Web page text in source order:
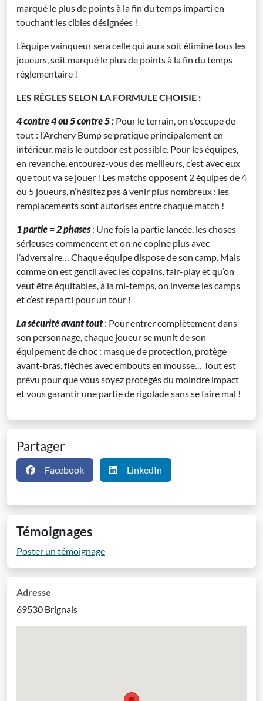
marqué le plus de points à la fin du temps imparti en
touchant les cibles désignées !
L’équipe vainqueur sera celle qui aura soit éliminé tous les
joueurs, soit marqué le plus de points à la fin du temps
réglementaire !
LES RÈGLES SELON LA FORMULE CHOISIE :
4 contre 4 ou 5 contre 5 : Pour le terrain, on s’occupe de
tout : l’Archery Bump se pratique principalement en
intérieur, mais le outdoor est possible. Pour les équipes,
en revanche, entourez-vous des meilleurs, c’est avec eux
que tout va se jouer ! Les matchs opposent 2 équipes de 4
ou 5 joueurs, n’hésitez pas à venir plus nombreux : les
remplacements sont autorisés entre chaque match !
1 partie = 2 phases : Une fois la partie lancée, les choses
sérieuses commencent et on ne copine plus avec
l’adversaire… Chaque équipe dispose de son camp. Mais
comme on est gentil avec les copains, fair-play et qu’on
veut être équitables, à la mi-temps, on inverse les camps
et c’est reparti pour un tour !
La sécurité avant tout : Pour entrer complètement dans
son personnage, chaque joueur se munit de son
équipement de choc : masque de protection, protège
avant-bras, flèches avec embouts en mousse… Tout est
prévu pour que vous soyez protégés du moindre impact
et vous garantir une partie de rigolade sans se faire mal !
Partager
Facebook LinkedIn
Témoignages
Poster un témoignage
Adresse
69530 Brignais